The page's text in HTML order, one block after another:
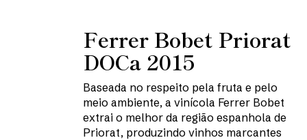
Ferrer Bobet Priorat
DOCa 2015
Baseada no respeito pela fruta e pelo
meio ambiente, a vinícola Ferrer Bobet
extrai o melhor da região espanhola de
Priorat, produzindo vinhos marcantes